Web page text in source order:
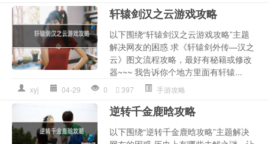
轩辕剑汉之云游戏攻略
以下围绕“轩辕剑汉之云游戏攻略”主题
解决网友的困惑 求《轩辕剑外传—汉之
云》图文流程攻略，最好有秘籍或修改
器~~~ 我告诉你个地方里面有轩辕...
xyj 04-29 0 397 手游攻略
逆转千金鹿晗攻略
以下围绕“逆转千金鹿晗攻略”主题解决